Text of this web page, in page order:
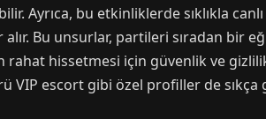
Ayrıca, bu etkinliklerde sıklıkla
Bu unsurlar, partileri sıradan bir
rahat hissetmesi için güvenlik ve
VIP escort gibi özel profiller de